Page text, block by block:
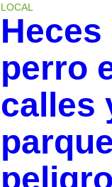
LOCAL
Heces
perro
calles
peligro